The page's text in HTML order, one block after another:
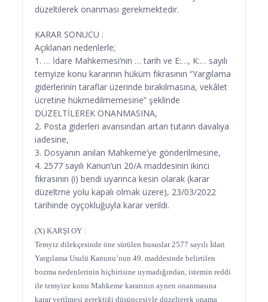
düzeltilerek onanması gerekmektedir.
KARAR SONUCU :
Açıklanan nedenlerle;
1. … İdare Mahkemesi’nin … tarih ve E:…, K:… sayılı
temyize konu kararının hüküm fıkrasının “Yargılama
giderlerinin taraflar üzerinde bırakılmasına, vekâlet
ücretine hükmedilmemesine” şeklinde
DÜZELTİLEREK ONANMASINA,
2. Posta giderleri avansından artan tutarın davalıya
iadesine,
3. Dosyanın anılan Mahkeme’ye gönderilmesine,
4. 2577 sayılı Kanun’un 20/A maddesinin ikinci
fıkrasının (i) bendi uyarınca kesin olarak (karar
düzeltme yolu kapalı olmak üzere), 23/03/2022
tarihinde oyçokluğuyla karar verildi.
(X) KARŞI OY :
Temyiz dilekçesinde öne sürülen hususlar 2577 sayılı İdari
Yargılama Usulü Kanunu’nun 49. maddesinde belirtilen
bozma nedenlerinin hiçbirisine uymadığından, istemin reddi
ile temyize konu Mahkeme kararının aynen onanmasına
karar verilmesi gerektiği düşüncesiyle düzelterek onama